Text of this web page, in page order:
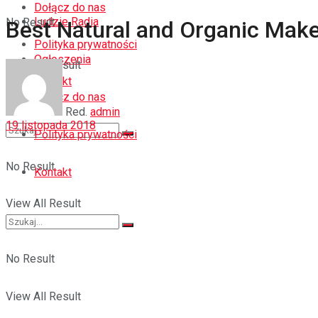
Dołącz do nas
Polityka prywatności
Kontakt
No Result
View All Result
Ludzie Radia
Ogłoszenia
Dołącz do nas
Polityka prywatności
Kontakt
No Result
View All Result
No Result
View All Result
Best Natural and Organic
Red. admin
19 listopada 2018